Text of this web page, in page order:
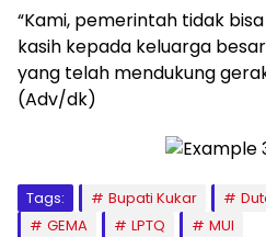
“Kami, pemerintah tidak
kasih kepada keluarga
yang telah mendukung
(Adv/dk)
Tags: Bupati Kukar
GEMA
LPTQ MUI